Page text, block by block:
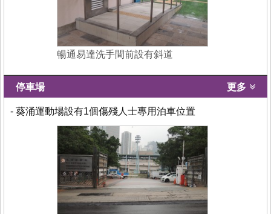
暢通易達洗手間前設有斜道
停車場 更多
- 葵涌運動場設有1個傷殘人士專用泊車位置